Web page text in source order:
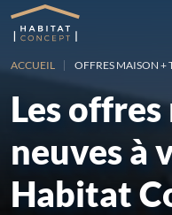
ACCUEIL OFFRES MAISON +
Les
neuves à
Habitat